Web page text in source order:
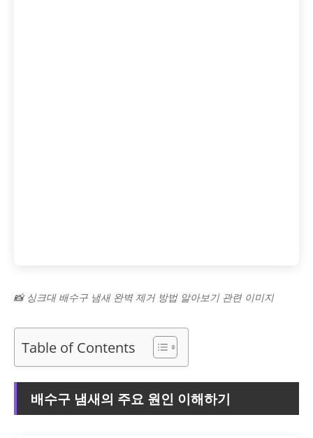
📸 싱크대 배수구 냄새 완벽 제거 방법 알아보기 관련 이미지
Table of Contents
배수구 냄새의 주요 원인 이해하기